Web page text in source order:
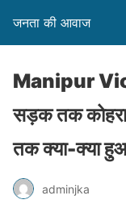
जनता की आवाज
Manipur
सड़क तक
तक क्या-क्या
adminjka